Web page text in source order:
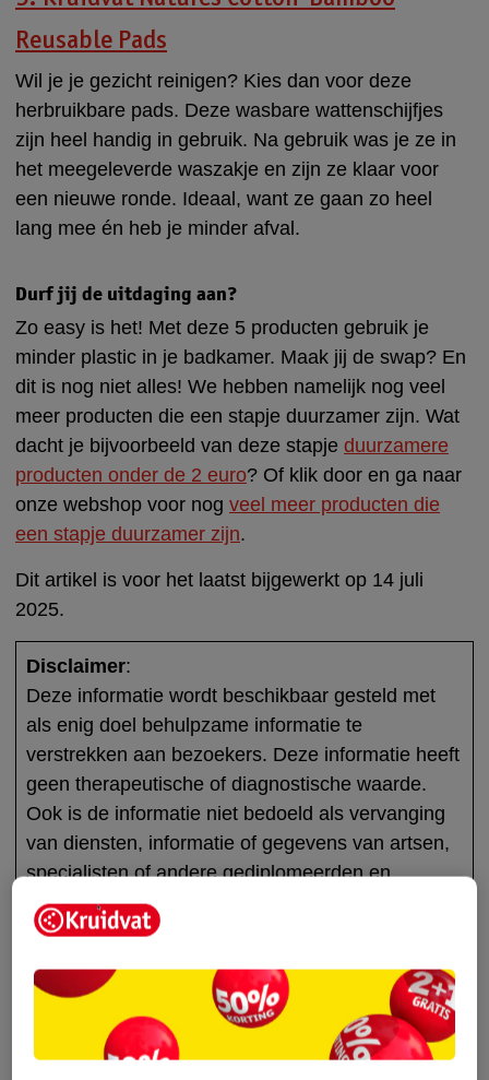
Reusable Pads
Wil je je gezicht reinigen? Kies dan voor deze
herbruikbare pads. Deze wasbare wattenschijfjes
zijn heel handig in gebruik. Na gebruik was je ze in
het meegeleverde waszakje en zijn ze klaar voor
een nieuwe ronde. Ideaal, want ze gaan zo heel
lang mee én heb je minder afval.
Durf jij de uitdaging aan?
Zo easy is het! Met deze 5 producten gebruik je
minder plastic in je badkamer. Maak jij de swap? En
dit is nog niet alles! We hebben namelijk nog veel
meer producten die een stapje duurzamer zijn. Wat
dacht je bijvoorbeeld van deze stapje duurzamere
producten onder de 2 euro? Of klik door en ga naar
onze webshop voor nog veel meer producten die
een stapje duurzamer zijn.
Dit artikel is voor het laatst bijgewerkt op 14 juli
2025.
Disclaimer:
Deze informatie wordt beschikbaar gesteld met
als enig doel behulpzame informatie te
verstrekken aan bezoekers. Deze informatie heeft
geen therapeutische of diagnostische waarde.
Ook is de informatie niet bedoeld als vervanging
van diensten, informatie of gegevens van artsen,
specialisten of andere gediplomeerden en
professionals.